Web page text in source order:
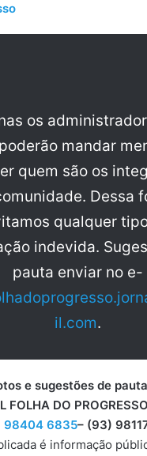
os
mandar
quem são os
Dessa
qualquer
indevida.
pauta enviar no e-
il.com.
e sugestões de
FOLHA DO
98404 6835– (93)
é informação